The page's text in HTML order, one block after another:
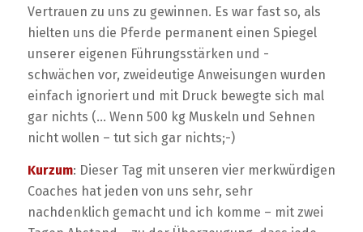
Vertrauen zu uns zu gewinnen. Es war fast so, als
hielten uns die Pferde permanent einen Spiegel
unserer eigenen Führungsstärken und -
schwächen vor, zweideutige Anweisungen wurden
einfach ignoriert und mit Druck bewegte sich mal
gar nichts (… Wenn 500 kg Muskeln und Sehnen
nicht wollen – tut sich gar nichts;-)
Kurzum: Dieser Tag mit unseren vier merkwürdigen
Coaches hat jeden von uns sehr, sehr
nachdenklich gemacht und ich komme – mit zwei